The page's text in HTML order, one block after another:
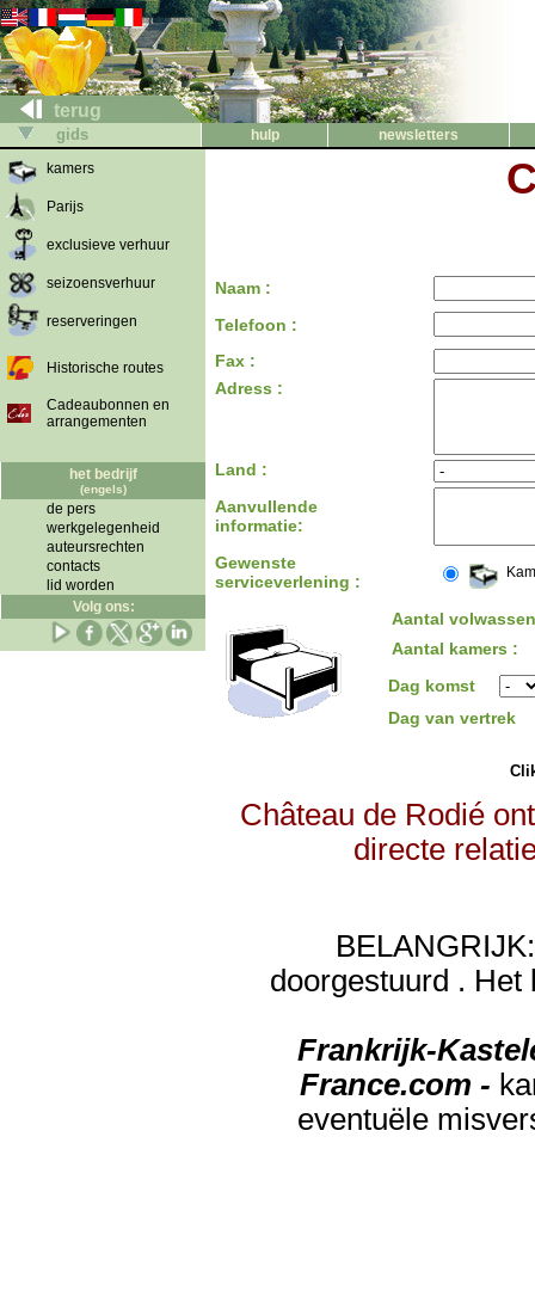
terug
gids hulp
newsletters
kamers
Parijs
exclusieve verhuur
seizoensverhuur
reserveringen
Historische routes
Cadeaubonnen en
arrangementen
het bedrijf
(engels)
de pers
werkgelegenheid
auteursrechten
contacts
lid worden
Volg ons:
Naam :
Telefoon :
Fax :
Adress :
Land :
Aanvullende
informatie:
Gewenste
serviceverlening :
Aantal
Aantal kamers :
Dag komst
Dag van vertrek
Château de Rodié
directe
doorgestuurd . Het
Frankrijk-
France.com -
eventuële